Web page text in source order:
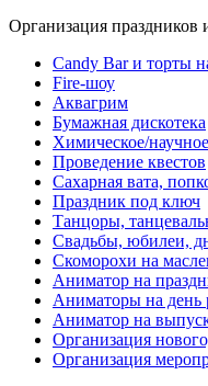
Организация праздников
Candy Bar и торты
Fire-шоу
Аквагрим
Бумажная дискотека
Химическое/
Проведение квестов
Сахарная вата,
Праздник под ключ
Танцоры,
Свадьбы, юбилеи,
Скоморохи на
Аниматор на
Аниматоры на день
Аниматор на
Организация
Организация